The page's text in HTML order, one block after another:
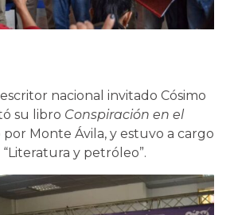
nacional invitado Cósimo
su libro Conspiración en el
por Monte Ávila, y estuvo a cargo
y petróleo”.